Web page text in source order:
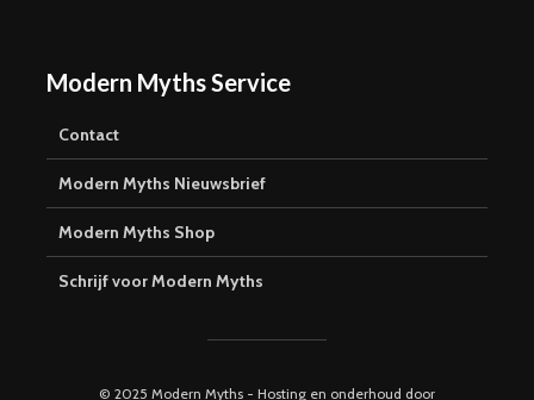
Modern Myths Service
Contact
Modern Myths Nieuwsbrief
Modern Myths Shop
Schrijf voor Modern Myths
© 2025 Modern Myths - Hosting en onderhoud door